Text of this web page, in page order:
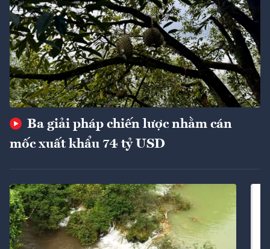
Ba giải pháp chiến lược nhằm cán
mốc xuất khẩu 74 tỷ USD